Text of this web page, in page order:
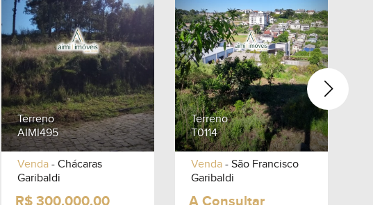
Terreno
AIMI495
Venda- Chácaras
Garibaldi
Terreno
T0114
Venda- São Francisco
Garibaldi